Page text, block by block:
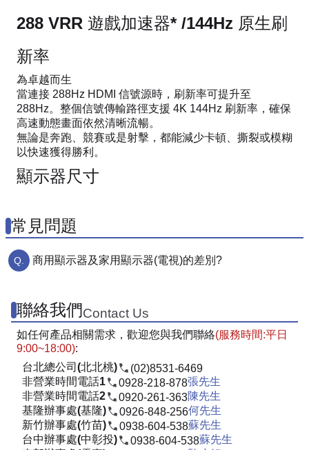
288 VRR 遊戲加速器* /144Hz 原生刷
新率
為卓越而生
當連接 288Hz HDMI 信號源時，刷新率可提升至
288Hz。整個信號傳輸路徑支援 4K 144Hz 刷新率，確保
高速動態畫面依然清晰流暢。
無論是奔跑、競賽或是射擊，都能減少卡頓、撕裂或模糊
以快速獲得勝利。
顯示器尺寸
常見問題
商用顯示器及家用顯示器(電視)的差別?
聯絡我們Contact Us
如任何產品相關需求，歡迎您與我們聯絡(服務時間:平日
9:00~18:00):
台北總公司(北北桃)
(02)8531-6469
非營業時間電話1
0928-218-878張先生
非營業時間電話2
0920-261-363陳先生
基隆辦事處(基隆)
0926-848-256何先生
新竹辦事處(竹苗)
0938-604-538蘇先生
台中辦事處(中彰投)
0938-604-538蘇先生